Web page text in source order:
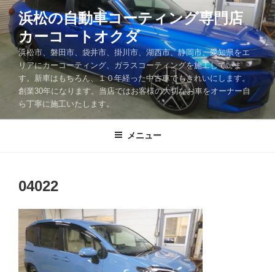
コ
ン
テ
浜松の自動車コーティング専門店
カーコートオクダ
浜松市、磐田市、袋井市、掛川市、湖西市、静岡市、愛知県をエ
リアにカーコーティング、ガラスコーティングを施工していま
す。新車はもちろん、１０年経った中古車でもきれいにします。
創業30年になります。当店ではお客様の大切なお車をオーナー自
ら丁寧に施工いたします。
メニュー
04022